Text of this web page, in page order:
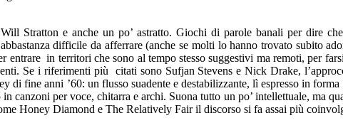
Stratton e anche un po’ astratto. Giochi di parole banali per dire
difficile da afferrare (anche se molti lo hanno trovato subito
entrare in territori che sono al tempo stesso suggestivi ma remoti, per
Se i riferimenti più citati sono Sufjan Stevens e Nick Drake,
di fine anni ’60: un flusso suadente e destabilizzante, lì espresso in
canzoni per voce, chitarra e archi. Suona tutto un po’ intellettuale, ma
Honey Diamond e The Relatively Fair il discorso si fa assai più